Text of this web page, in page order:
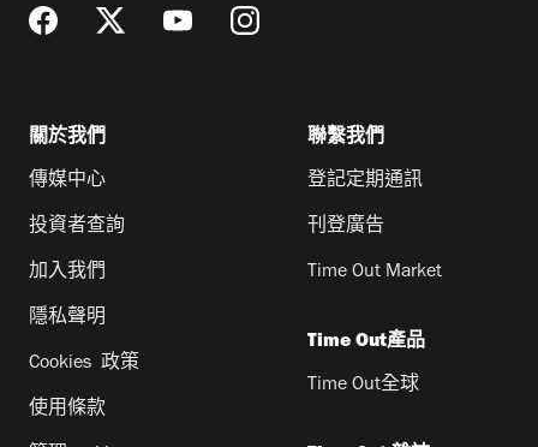
關於我們
傳媒中心
投資者查詢
加入我們
隱私聲明
Cookies 政策
使用條款
聯繫我們
登記定期通訊
刊登廣告
Time Out Market
Time Out產品
Time Out全球